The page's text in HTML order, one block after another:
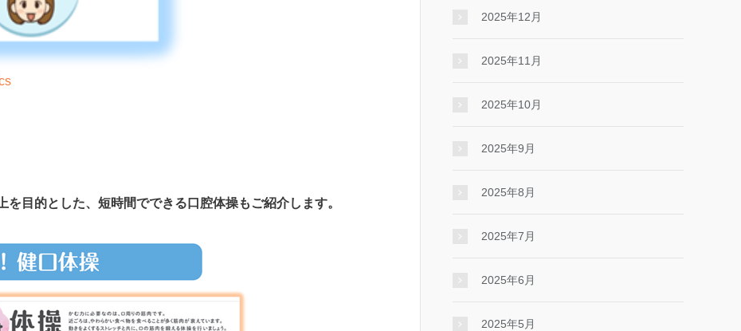
目的とした、短時間でできる口腔体操もご紹介します。
2025年12月
2025年11月
2025年10月
2025年9月
2025年8月
2025年7月
2025年6月
2025年5月